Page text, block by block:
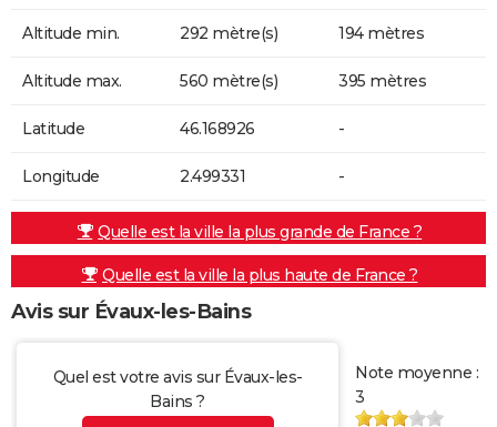
Altitude min. 292 mètre(s) 194 mètres
Altitude max. 560 mètre(s) 395 mètres
Latitude 46.168926 -
Longitude 2.499331 -
Quelle est la ville la plus grande de France ?
Quelle est la ville la plus haute de France ?
Avis sur Évaux-les-Bains
Quel est votre avis sur Évaux-les-
Bains ?
Note moyenne :
3